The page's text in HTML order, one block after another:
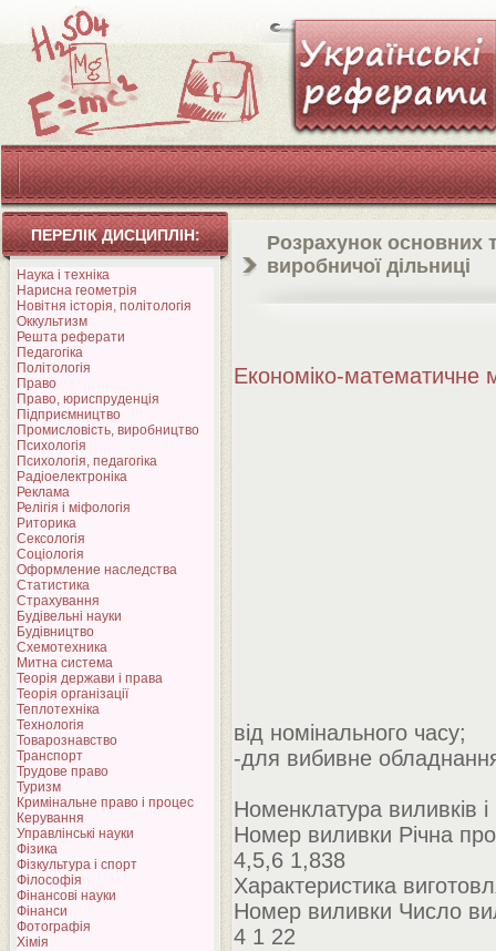
ПЕРЕЛІК ДИСЦИПЛІН:
Наука і техніка
Нарисна геометрія
Новітня історія, політологія
Оккультизм
Решта реферати
Педагогіка
Політологія
Право
Право, юриспруденція
Підприємництво
Промисловість, виробництво
Психологія
Психологія, педагогіка
Радіоелектроніка
Реклама
Релігія і міфологія
Риторика
Сексологія
Соціологія
Оформление наследства
Статистика
Страхування
Будівельні науки
Будівництво
Схемотехника
Митна система
Теорія держави і права
Теорія організації
Теплотехніка
Технологія
Товарознавство
Транспорт
Трудове право
Туризм
Кримінальне право і процес
Керування
Управлінські науки
Фізика
Фізкультура і спорт
Філософія
Фінансові науки
Фінанси
Фотографія
Хімія
Розрахунок основних
виробничої дільниці
Економіко-математичне
від номінального часу;
-для вибивне
Номенклатура виливків
Номер виливки Річна
4,5,6 1,838
Характеристика
Номер виливки Число
4 1 22